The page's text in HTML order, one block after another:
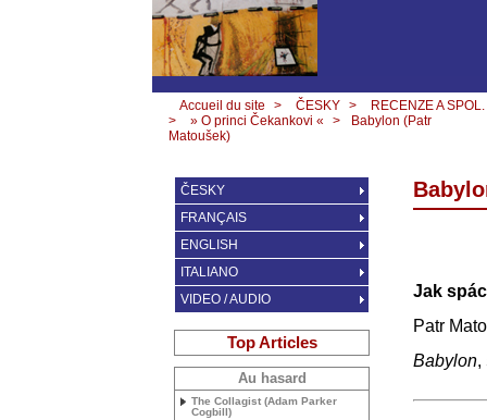
Accueil du site > ČESKY >
RECENZE A SPOL.
>
» O princi Čekankovi « >
Babylon (Patr
Matoušek)
Jak
Patr
Babylon,
ČESKY
FRANÇAIS
ENGLISH
ITALIANO
VIDEO / AUDIO
Top Articles
Au hasard
The Collagist (Adam Parker
Cogbill)